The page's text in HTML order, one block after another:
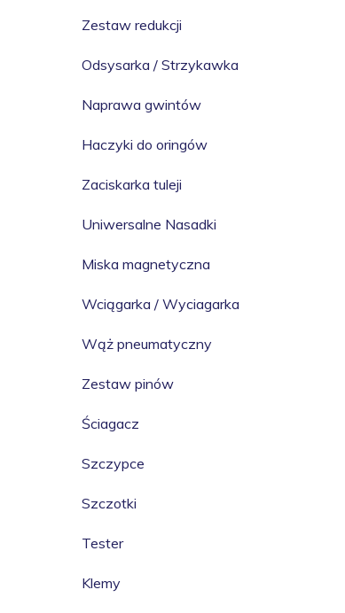
Zestaw redukcji
Odsysarka / Strzykawka
Naprawa gwintów
Haczyki do oringów
Zaciskarka tuleji
Uniwersalne Nasadki
Miska magnetyczna
Wciągarka / Wyciagarka
Wąż pneumatyczny
Zestaw pinów
Ściagacz
Szczypce
Szczotki
Tester
Klemy